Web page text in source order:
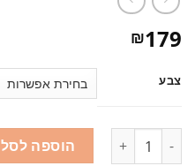
₪179
צבע
הוספה לסל